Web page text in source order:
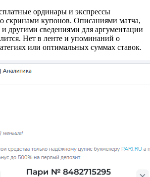
ординары и экспрессы
скринами купонов. Описаниями матча,
и другими сведениями для аргументации
Нет в ленте и упоминаний о
или оптимальных суммах ставок.